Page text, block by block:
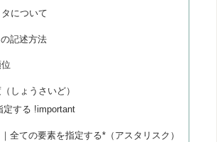
について
記述方法
しょうさいど）
定する !important
全ての要素を指定する*（アスタリスク）